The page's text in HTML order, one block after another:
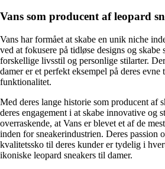
Vans som producent af leopard
Vans har formået at skabe en unik niche
ved at fokusere på tidløse designs og skabe
forskellige livsstil og personlige stilarter.
damer er et perfekt eksempel på deres
funktionalitet.
Med deres lange historie som producent af
deres engagement i at skabe innovative og
overraskende, at Vans er blevet et af de
inden for sneakerindustrien. Deres passion
kvalitetssko til deres kunder er tydelig i
ikoniske leopard sneakers til damer.